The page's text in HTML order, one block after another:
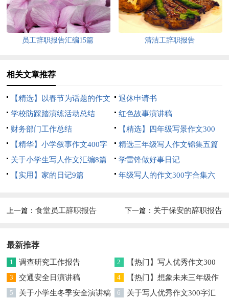
员工辞职报告汇编15篇 清洁工辞职报告
相关文章推荐
【精选】以春节为话题的作文
锦集8篇
退休申请书
学校防踩踏演练活动总结
红色故事演讲稿
财务部门工作总结
【精选】四年级写景作文300
字集合五篇
【精华】小学叙事作文400字
集锦九篇
精选三年级写人作文锦集五篇
关于小学生写人作文汇编8篇
学雷锋做好事日记
【实用】家的日记9篇
年级写人的作文300字合集六
上一篇：食堂员工辞职报告 下一篇： 关于保安的辞职报告
最新推荐
1 调查研究工作报告 2
【热门】写人优秀作文300
字集合7篇
3 交通安全日演讲稿 4
【热门】想象未来三年级作
文汇编7篇
5 关于小学生冬季安全演讲稿 6
关于写人优秀作文300字汇